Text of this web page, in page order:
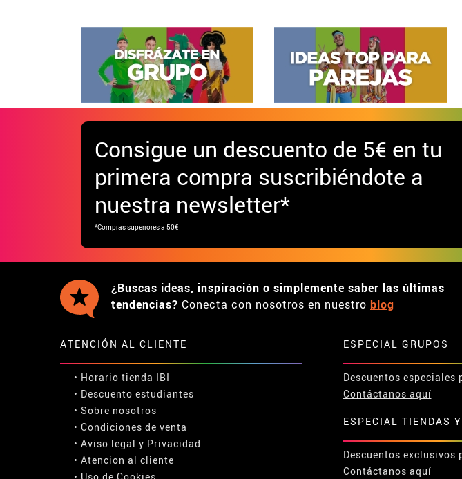
Consigue un descuento de 5€ en tu
primera compra suscribiéndote a
nuestra newsletter*
*Compras superiores a 50€
¿Buscas ideas, inspiración o simplemente saber las últimas
tendencias? Conecta con nosotros en nuestro blog
ATENCIÓN AL CLIENTE
• Horario tienda IBI
• Descuento estudiantes
• Sobre nosotros
• Condiciones de venta
• Aviso legal y Privacidad
• Atencion al cliente
ESPECIAL GRUPOS
Descuentos especiales
Contáctanos aquí
ESPECIAL TIENDAS
Descuentos exclusivos
Contáctanos aquí